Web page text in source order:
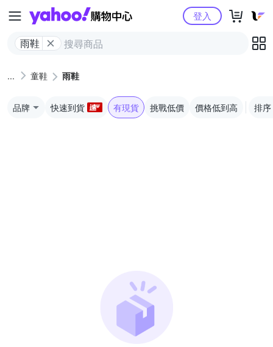
Yahoo購物中心
雨鞋
登入
童鞋 雨鞋
品牌 快速到貨 有現貨 挑戰低價 價格低到高 排序